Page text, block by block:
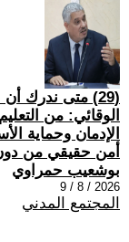
(29) متى ندرك
الوقائي: من
الإدمان وحماية
أمن حقيقي من
بوشعيب حمراوي
2026 / 8 / 9
المجتمع المدني